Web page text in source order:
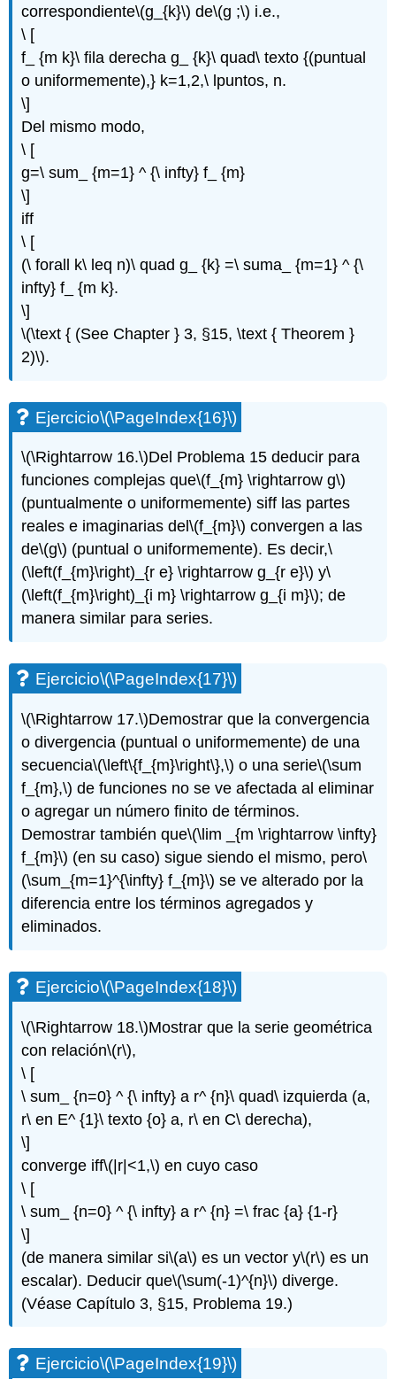
correspondiente\(g_{k}\) de\(g ;\) i.e.,
\ [
f_ {m k}\ fila derecha g_ {k}\ quad\ texto {(puntual
o uniformemente),} k=1,2,\ lpuntos, n.
\]
Del mismo modo,
\ [
g=\ sum_ {m=1} ^ {\ infty} f_ {m}
\]
iff
\ [
(\ forall k\ leq n)\ quad g_ {k} =\ suma_ {m=1} ^ {\
infty} f_ {m k}.
\]
\(\text { (See Chapter } 3, §15, \text { Theorem }
2)\).
Ejercicio\(\PageIndex{16}\)
\(\Rightarrow 16.\)Del Problema 15 deducir para
funciones complejas que\(f_{m} \rightarrow g\)
(puntualmente o uniformemente) siff las partes
reales e imaginarias del\(f_{m}\) convergen a las
de\(g\) (puntual o uniformemente). Es decir,\
(\left(f_{m}\right)_{r e} \rightarrow g_{r e}\) y\
(\left(f_{m}\right)_{i m} \rightarrow g_{i m}\); de
manera similar para series.
Ejercicio\(\PageIndex{17}\)
\(\Rightarrow 17.\)Demostrar que la convergencia
o divergencia (puntual o uniformemente) de una
secuencia\(\left\{f_{m}\right\},\) o una serie\(\sum
f_{m},\) de funciones no se ve afectada al eliminar
o agregar un número finito de términos.
Demostrar también que\(\lim _{m \rightarrow \infty}
f_{m}\) (en su caso) sigue siendo el mismo, pero\
(\sum_{m=1}^{\infty} f_{m}\) se ve alterado por la
diferencia entre los términos agregados y
eliminados.
Ejercicio\(\PageIndex{18}\)
\(\Rightarrow 18.\)Mostrar que la serie geométrica
con relación\(r\),
\ [
\ sum_ {n=0} ^ {\ infty} a r^ {n}\ quad\ izquierda (a,
r\ en E^ {1}\ texto {o} a, r\ en C\ derecha),
\]
converge iff\(|r|<1,\) en cuyo caso
\ [
\ sum_ {n=0} ^ {\ infty} a r^ {n} =\ frac {a} {1-r}
\]
(de manera similar si\(a\) es un vector y\(r\) es un
escalar). Deducir que\(\sum(-1)^{n}\) diverge.
(Véase Capítulo 3, §15, Problema 19.)
Ejercicio\(\PageIndex{19}\)